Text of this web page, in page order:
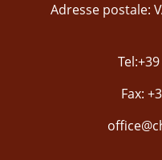
Adresse postale:
Fax: